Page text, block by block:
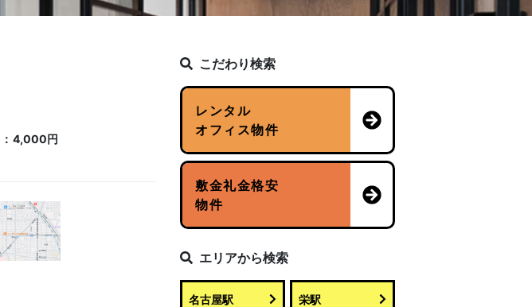
4,000円
こだわり検索
レンタル
オフィス物件
敷金礼金格安
物件
エリアから検索
名古屋駅 栄駅